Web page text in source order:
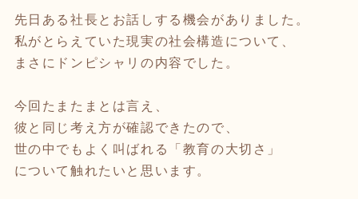
先日ある社長とお話しする機会がありました。
私がとらえていた現実の社会構造について、
まさにドンピシャリの内容でした。
今回たまたまとは言え、
彼と同じ考え方が確認できたので、
世の中でもよく叫ばれる「教育の大切さ」
について触れたいと思います。